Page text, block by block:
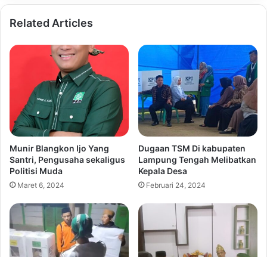
Related Articles
Munir Blangkon Ijo Yang
Santri, Pengusaha sekaligus
Politisi Muda
Maret 6, 2024
Dugaan TSM Di kabupaten
Lampung Tengah Melibatkan
Kepala Desa
Februari 24, 2024